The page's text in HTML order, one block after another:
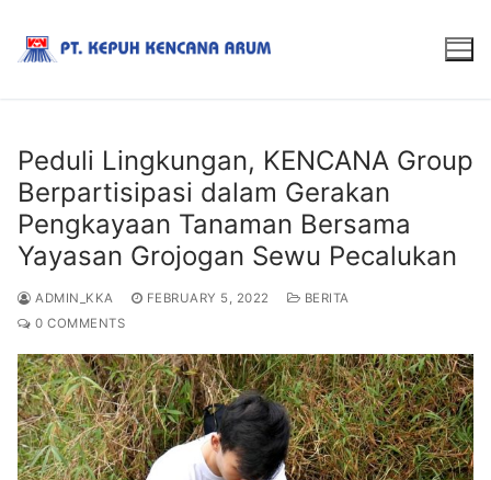
Peduli Lingkungan, KENCANA Group
Berpartisipasi dalam Gerakan
Pengkayaan Tanaman Bersama
Yayasan Grojogan Sewu Pecalukan
ADMIN_KKA FEBRUARY 5, 2022
BERITA
0 COMMENTS